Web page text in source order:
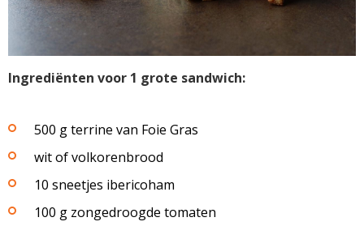
Ingrediënten voor 1 grote sandwich:
500 g terrine van Foie Gras
wit of volkorenbrood
10 sneetjes ibericoham
100 g zongedroogde tomaten